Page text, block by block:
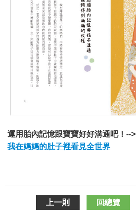
運用胎內記憶跟寶寶好好溝通吧！-->
我在媽媽的肚子裡看見全世界
上一則 回總覽